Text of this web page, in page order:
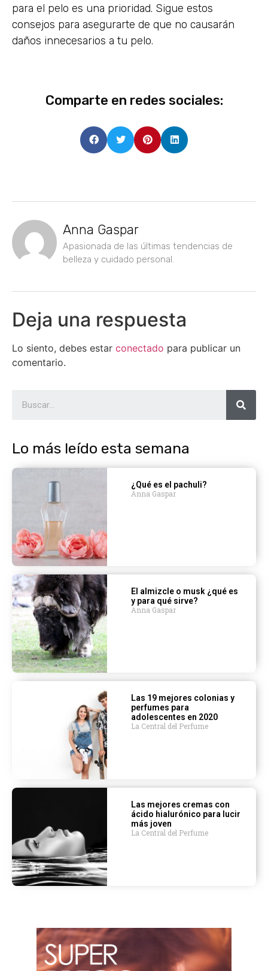
para el pelo es una prioridad. Sigue estos
consejos para asegurarte de que no causarán
daños innecesarios a tu pelo.
Comparte en redes sociales:
Anna Gaspar
Apasionada de las últimas tendencias de
belleza y cuidado personal.
Deja una respuesta
Lo siento, debes estar conectado para publicar un
comentario.
Lo más leído esta semana
¿Qué es el pachuli?
Anna Gaspar
El almizcle o musk ¿qué es
y para qué sirve?
Anna Gaspar
Las 19 mejores colonias y
perfumes para
adolescentes en 2020
La Central del Perfume
Las mejores cremas con
ácido hialurónico para lucir
más joven
La Central del Perfume